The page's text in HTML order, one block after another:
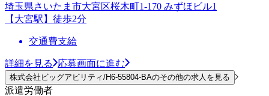
埼玉県さいたま市大宮区桜木町1-170 みずほビル1
【大宮駅】徒歩2分
交通費支給
詳細を見る 応募画面に進む
株式会社ビッグアビリティ/H6-55804-BAのその他の求人を見る
派遣労働者